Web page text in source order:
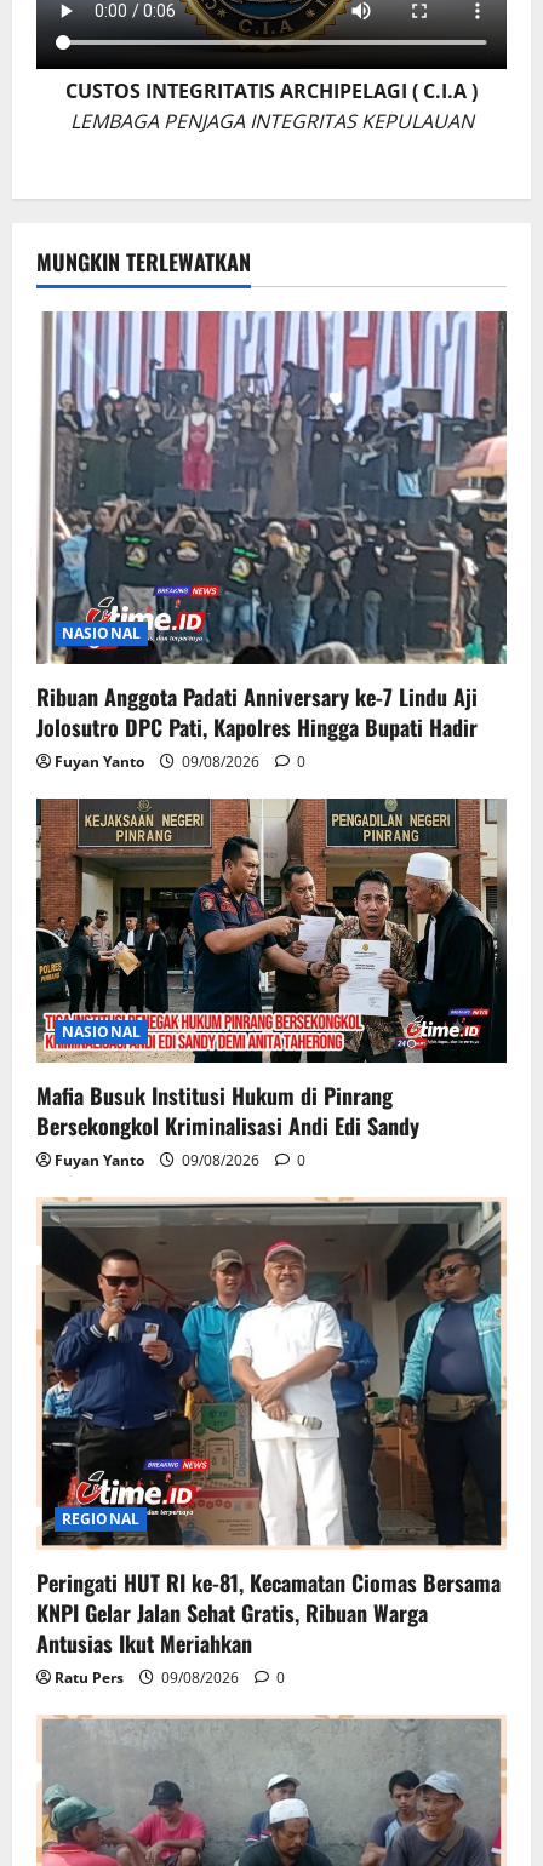
CUSTOS INTEGRITATIS ARCHIPELAGI ( C.I.A )
LEMBAGA PENJAGA INTEGRITAS KEPULAUAN
MUNGKIN TERLEWATKAN
NASIONAL
Ribuan Anggota Padati Anniversary ke-7 Lindu Aji
Jolosutro DPC Pati, Kapolres Hingga Bupati Hadir
Fuyan Yanto 09/08/2026 0
NASIONAL
Mafia Busuk Institusi Hukum di Pinrang
Bersekongkol Kriminalisasi Andi Edi Sandy
Fuyan Yanto 09/08/2026 0
REGIONAL
Peringati HUT RI ke-81, Kecamatan Ciomas Bersama
KNPI Gelar Jalan Sehat Gratis, Ribuan Warga
Antusias Ikut Meriahkan
Ratu Pers 09/08/2026 0